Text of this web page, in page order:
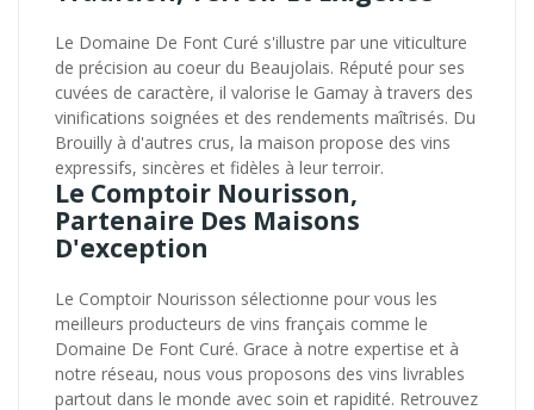
Le Domaine De Font Curé s'illustre par une viticulture
de précision au coeur du Beaujolais. Réputé pour ses
cuvées de caractère, il valorise le Gamay à travers des
vinifications soignées et des rendements maîtrisés. Du
Brouilly à d'autres crus, la maison propose des vins
expressifs, sincères et fidèles à leur terroir.
Le Comptoir Nourisson,
Partenaire Des Maisons
D'exception
Le Comptoir Nourisson sélectionne pour vous les
meilleurs producteurs de vins français comme le
Domaine De Font Curé. Grace à notre expertise et à
notre réseau, nous vous proposons des vins livrables
partout dans le monde avec soin et rapidité. Retrouvez